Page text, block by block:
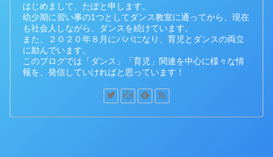
はじめまして、たぽと申します。
幼少期に習い事の1つとしてダンス教室に通ってから、現在
も社会人しながら、ダンスを続けています。
また、２０２０年８月にパパになり、育児とダンスの両立
に励んでいます。
このブログでは「ダンス」「育児」関連を中心に様々な情
報を、発信していければと思っています！